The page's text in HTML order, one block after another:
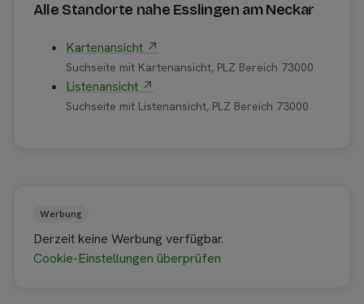
Alle Standorte nahe Esslingen am Neckar
Kartenansicht ↗
Suchseite mit Kartenansicht, PLZ Bereich 73000
Listenansicht ↗
Suchseite mit Listenansicht, PLZ Bereich 73000
Werbung
Derzeit keine Werbung verfügbar.
Cookie-Einstellungen überprüfen